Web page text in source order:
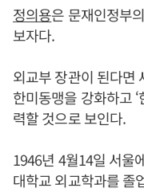
정의용은 문재인정부
보자다.
외교부 장관이 된다면
한미동맹을 강화하고
력할 것으로 보인다.
1946년 4월14일 서울
대학교 외교학과를 졸